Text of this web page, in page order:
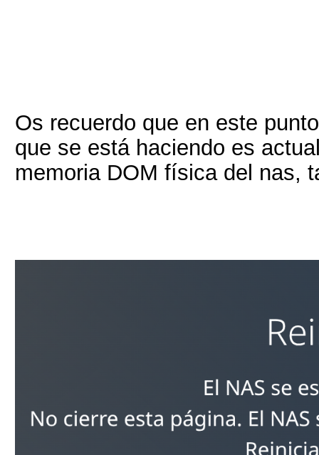
Os recuerdo que en este
que se está haciendo es
memoria DOM física del nas,